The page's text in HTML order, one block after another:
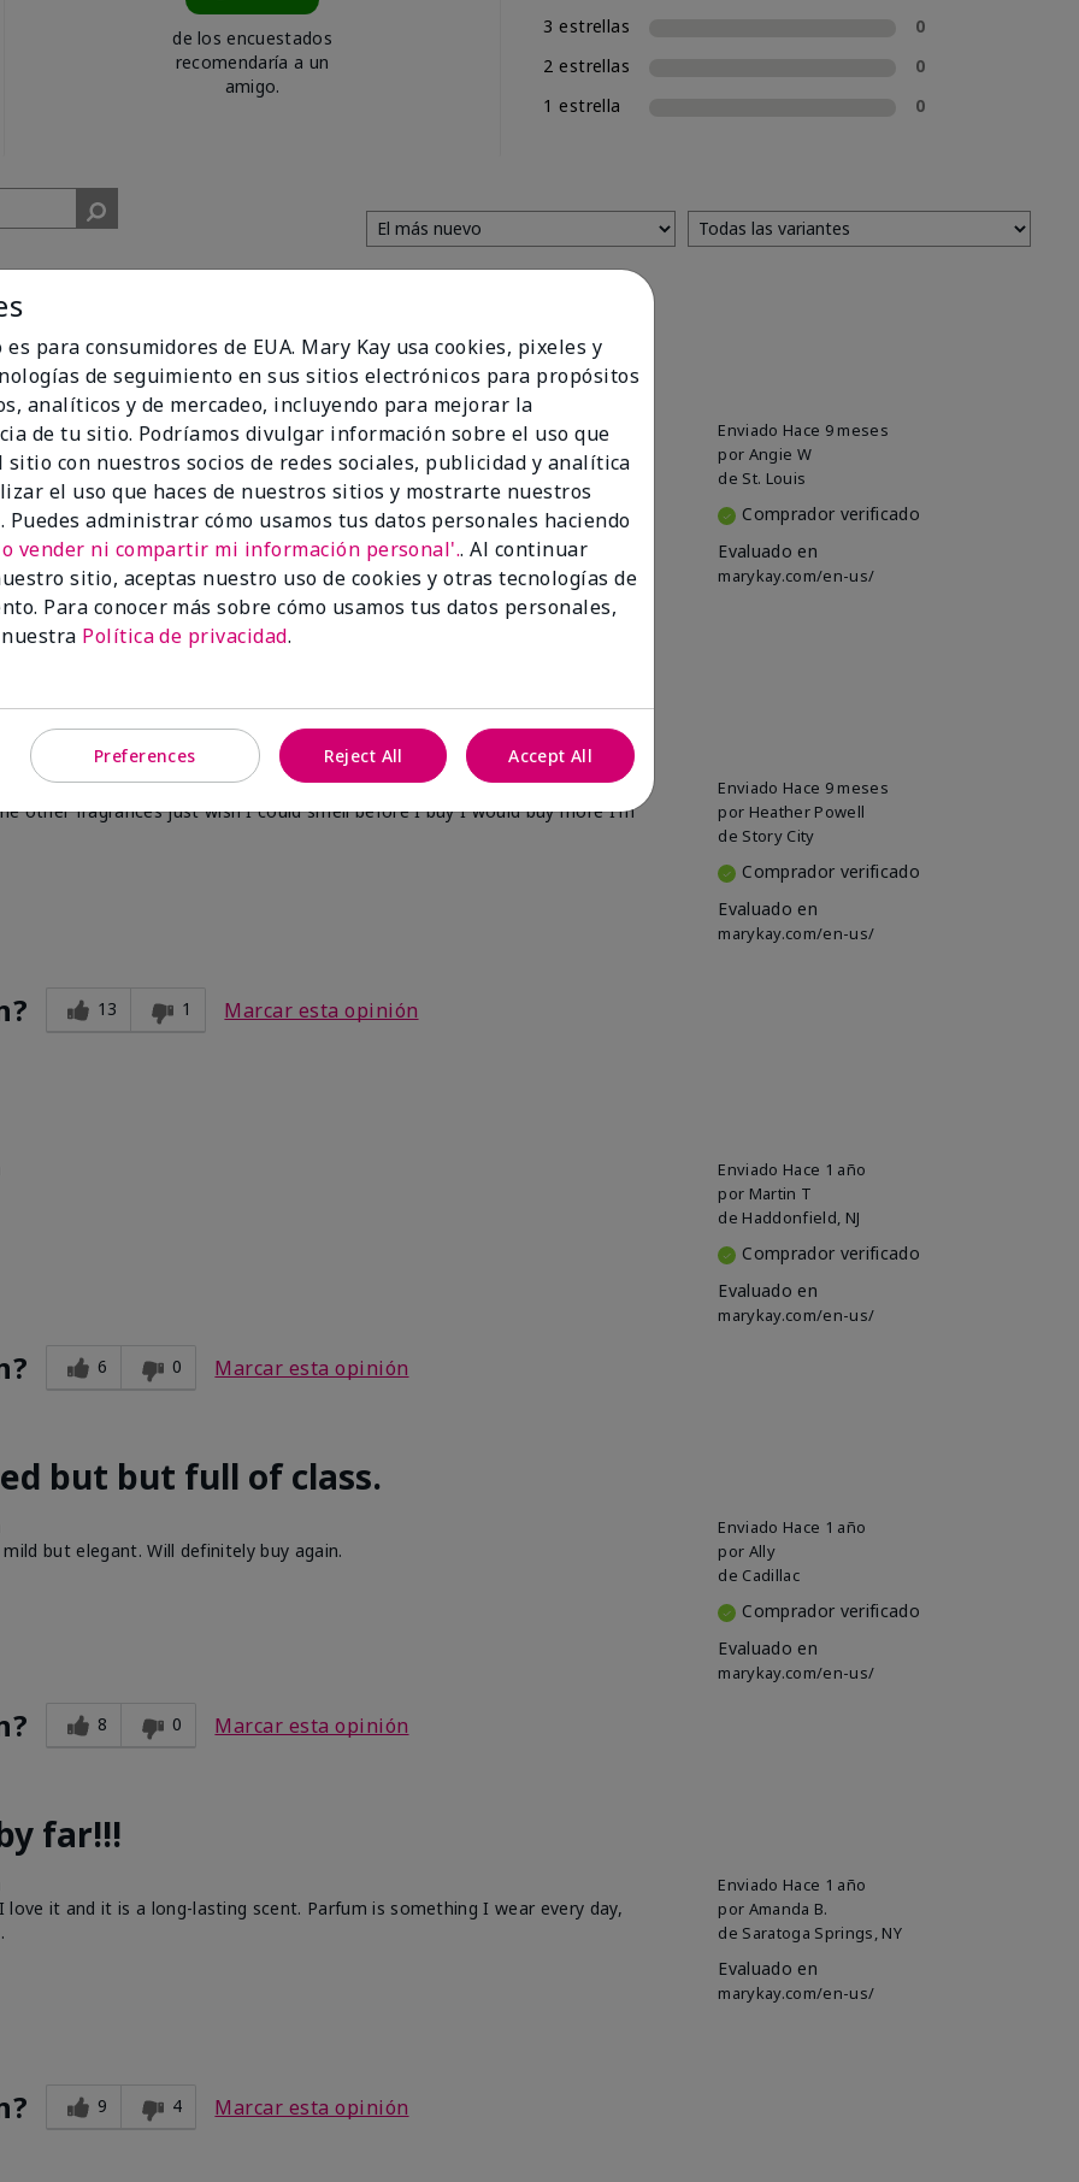
de los encuestados
recomendaría a un
amigo.
3 estrellas
0
2 estrellas
0
1 estrella
0
Enviado Hace 9 meses
por Angie W
de St. Louis
Comprador verificado
Evaluado en
marykay.com/en-us/
the makeup and body products.
3 Marcar esta opinión
Enviado Hace 9 meses
por Heather Powell
de Story City
Comprador verificado
Evaluado en
marykay.com/en-us/
other fragrances just wish I could smell before I buy I would buy more I'm
13 1 Marcar esta opinión
Enviado Hace 1 año
por Martin T
de Haddonfield, NJ
Comprador verificado
Evaluado en
marykay.com/en-us/
6 0 Marcar esta opinión
but but full of class.
Enviado Hace 1 año
por Ally
de Cadillac
Comprador verificado
Evaluado en
marykay.com/en-us/
but elegant. Will definitely buy again.
8 0 Marcar esta opinión
far!!!
Enviado Hace 1 año
por Amanda B.
de Saratoga Springs, NY
Evaluado en
marykay.com/en-us/
it and it is a long-lasting scent. Parfum is something I wear every day,
9 4 Marcar esta opinión
es para consumidores de EUA. Mary Kay usa cookies, pixeles y
de seguimiento en sus sitios electrónicos para propósitos
analíticos y de mercadeo, incluyendo para mejorar la
de tu sitio. Podríamos divulgar información sobre el uso que
sitio con nuestros socios de redes sociales, publicidad y analítica
el uso que haces de nuestros sitios y mostrarte nuestros
Puedes administrar cómo usamos tus datos personales haciendo
vender ni compartir mi información personal'.. Al continuar
sitio, aceptas nuestro uso de cookies y otras tecnologías de
Para conocer más sobre cómo usamos tus datos personales,
Política de privacidad.
Preferences Reject All Accept All